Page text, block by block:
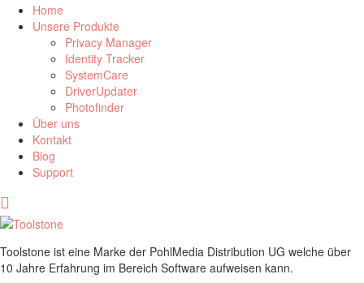
Home
Unsere Produkte
Privacy Manager
Identity Tracker
SystemCare
DriverUpdater
Photofinder
Über uns
Kontakt
Blog
Support
Toolstone ist eine Marke der PohlMedia Distribution UG welche über
10 Jahre Erfahrung im Bereich Software aufweisen kann.